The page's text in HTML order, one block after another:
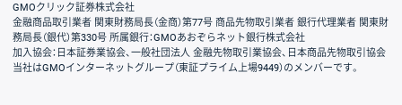
GMOクリック証券株式会社
金融商品取引業者 関東財務局長（金商）第77号 商品先物取引業者 銀行代理業者 関東財
務局長（銀代）第330号 所属銀行：GMOあおぞらネット銀行株式会社
加入協会：日本証券業協会、一般社団法人 金融先物取引業協会、日本商品先物取引協会
当社はGMOインターネットグループ（東証プライム上場9449）のメンバーです。